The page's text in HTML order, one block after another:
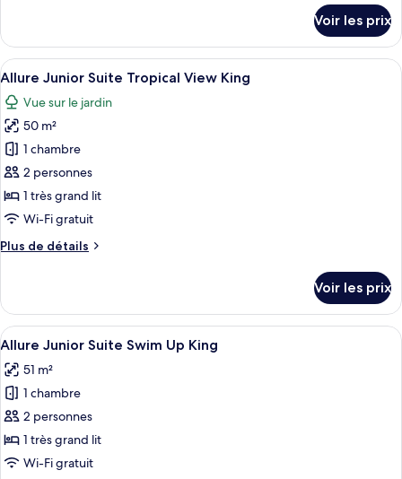
Suite
Pool
View
King
le
type
de
Allure
Junior
Suite
Pool
View
King
Voir les prix
Afficher
toutes
les
photos
pour
ce
type
de
chambre :
Allure
Tropical
View
King
Une chambre d’hôtel moderne
5
Allure Junior Suite Tropical View King
Vue sur le jardin
50 m²
1 chambre
2 personnes
1 très grand lit
Wi-Fi gratuit
Plus de détails
Plus
le
type
de
Allure
Junior
Tropical
View
King
Voir les prix
Afficher
toutes
les
photos
pour
ce
type
Une chambre d’hôtel moderne avec
5
Allure Junior Suite Swim Up King
51 m²
1 chambre
2 personnes
1 très grand lit
Wi-Fi gratuit